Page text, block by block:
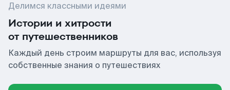
Делимся классными идеями
Истории и хитрости
от путешественников
Каждый день строим маршруты для вас, используя
собственные знания о путешествиях